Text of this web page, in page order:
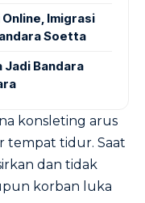
Imigrasi
Soetta
Jadi Bandara
konsleting arus
tempat tidur. Saat
dan tidak
korban luka